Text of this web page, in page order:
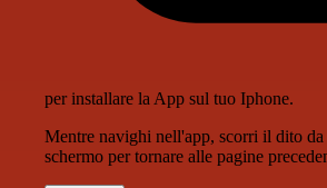
per installare la App sul tuo Iphone.
Mentre navighi nell'app, scorri il dito da
schermo per tornare alle pagine